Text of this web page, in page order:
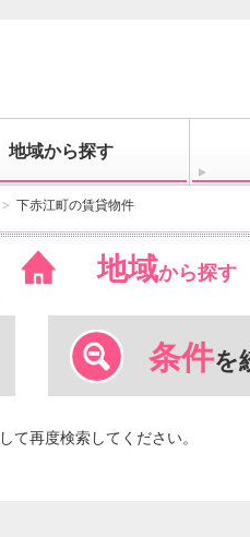
地域から探す
下赤江町の賃貸物件
地域から探す
条件を
て再度検索してください。